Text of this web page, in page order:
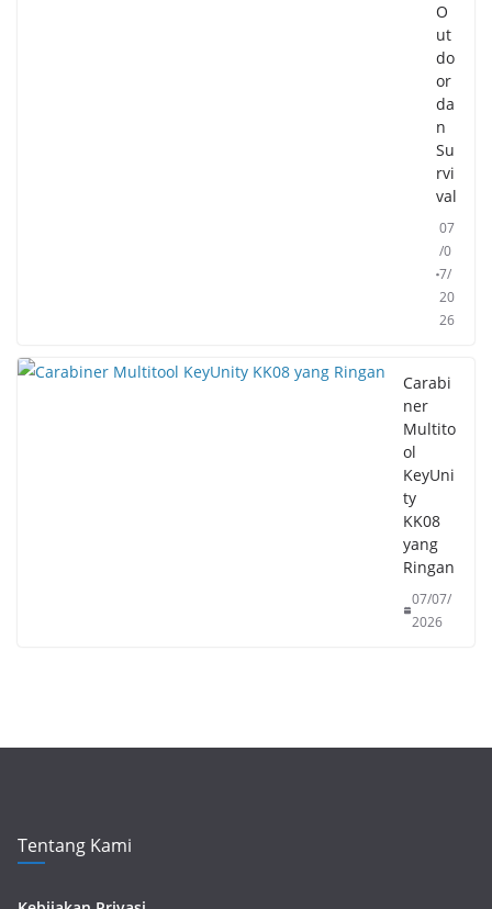
O
ut
do
or
da
n
Su
rvi
val
07
/0
7/
20
26
Carabi
ner
Multito
ol
KeyUni
ty
KK08
yang
Ringan
07/07/
2026
Tentang Kami